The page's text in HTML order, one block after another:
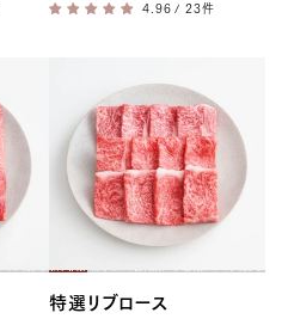
/ 23件
特選リブロース